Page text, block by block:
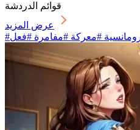
قوائم الدردشة
عرض المزيد
#معركة #مفامرة #فعل